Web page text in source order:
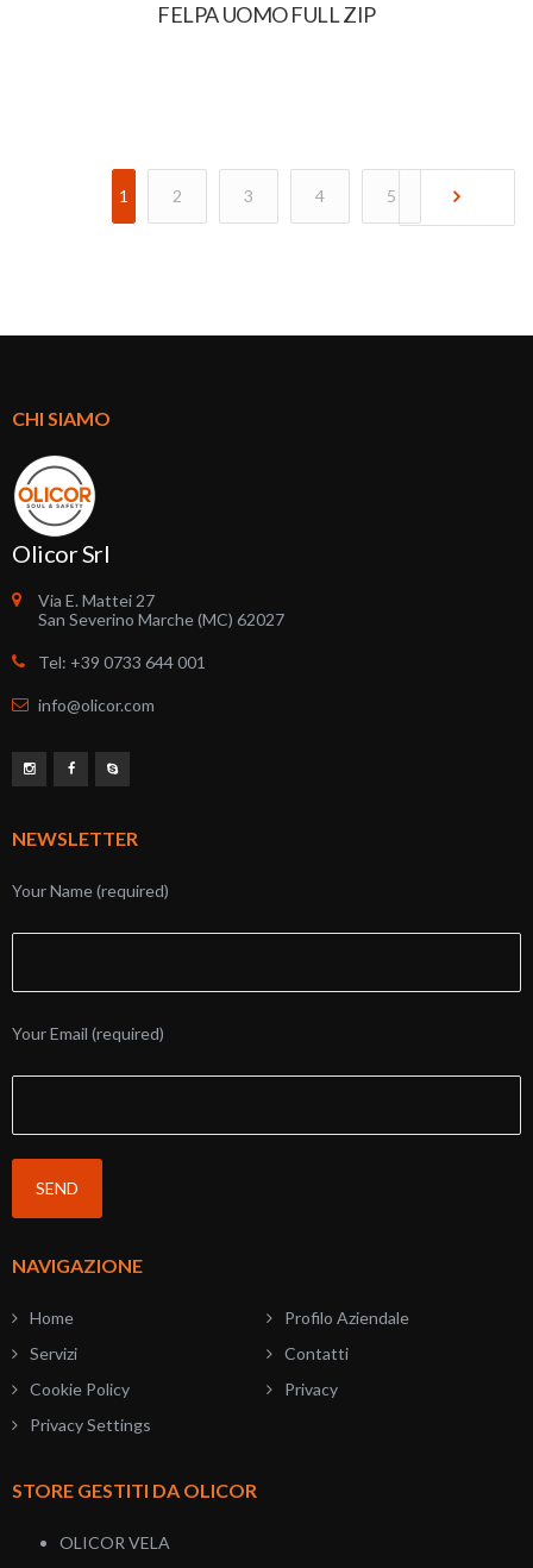
FELPA UOMO FULL ZIP
1 2 3 4 5
CHI SIAMO
Olicor Srl
Via E. Mattei 27
San Severino Marche (MC) 62027
Tel: +39 0733 644 001
info@olicor.com
NEWSLETTER
Your Name (required)
Your Email (required)
NAVIGAZIONE
Home
Profilo Aziendale
Servizi
Contatti
Cookie Policy
Privacy
Privacy Settings
STORE GESTITI DA OLICOR
OLICOR VELA